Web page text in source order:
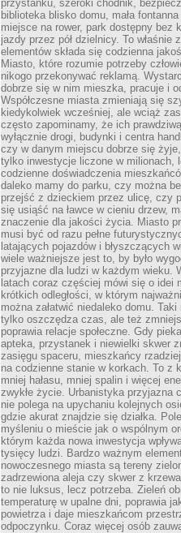
przystanku, szeroki chodnik,
biblioteka blisko domu, mała
miejsce na rower, park dostępny bez
jazdy przez pół dzielnicy. To właśnie
elementów składa się codzienna
Miasto, które rozumie potrzeby
nikogo przekonywać reklamą.
dobrze się w nim mieszka, pracuje i
Współczesne miasta zmieniają się
kiedykolwiek wcześniej, ale wciąż
często zapominamy, że ich
wyłącznie drogi, budynki i centra
czy w danym miejscu dobrze się
tylko inwestycje liczone w milionach,
codzienne doświadczenia
daleko mamy do parku, czy można
przejść z dzieckiem przez ulicę, czy
się usiąść na ławce w cieniu drzew,
znaczenie dla jakości życia. Miasto
musi być od razu pełne
latających pojazdów i błyszczących
wiele ważniejsze jest to, by było
przyjazne dla ludzi w każdym wieku.
latach coraz częściej mówi się o idei
krótkich odległości, w którym
można załatwić niedaleko domu. Taki
tylko oszczędza czas, ale też
poprawia relacje społeczne. Gdy
apteka, przystanek i niewielki skwer
zasięgu spaceru, mieszkańcy
na codzienne stanie w korkach. To z
mniej hałasu, mniej spalin i więcej
zwykłe życie. Urbanistyka przyjazna
nie polega na upychaniu kolejnych
gdzie akurat znajdzie się działka.
myśleniu o mieście jak o wspólnym
którym każda nowa inwestycja
tysięcy ludzi. Bardzo ważnym
nowoczesnego miasta są tereny
zadrzewiona aleja czy skwer z
to nie luksus, lecz potrzeba. Zieleń
temperaturę w upalne dni, poprawia
powietrza i daje mieszkańcom
odpoczynku. Coraz więcej osób